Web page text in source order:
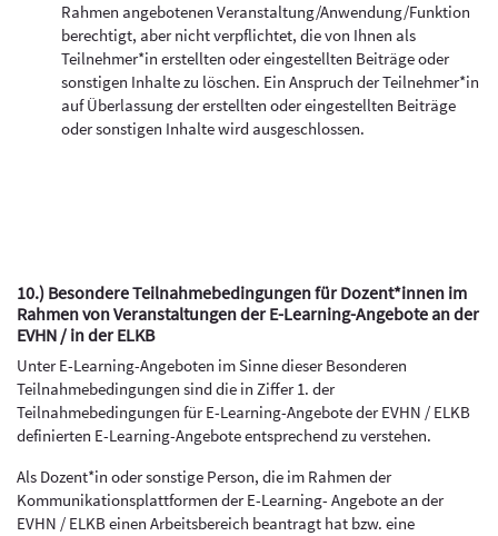
Rahmen angebotenen Veranstaltung/Anwendung/Funktion
berechtigt, aber nicht verpflichtet, die von Ihnen als
Teilnehmer*in erstellten oder eingestellten Beiträge oder
sonstigen Inhalte zu löschen. Ein Anspruch der Teilnehmer*in
auf Überlassung der erstellten oder eingestellten Beiträge
oder sonstigen Inhalte wird ausgeschlossen.
10.) Besondere Teilnahmebedingungen für Dozent*innen im
Rahmen von Veranstaltungen der E-Learning-Angebote an der
EVHN / in der ELKB
Unter E-Learning-Angeboten im Sinne dieser Besonderen
Teilnahmebedingungen sind die in Ziffer 1. der
Teilnahmebedingungen für E-Learning-Angebote der EVHN / ELKB
definierten E-Learning-Angebote entsprechend zu verstehen.
Als Dozent*in oder sonstige Person, die im Rahmen der
Kommunikationsplattformen der E-Learning- Angebote an der
EVHN / ELKB einen Arbeitsbereich beantragt hat bzw. eine